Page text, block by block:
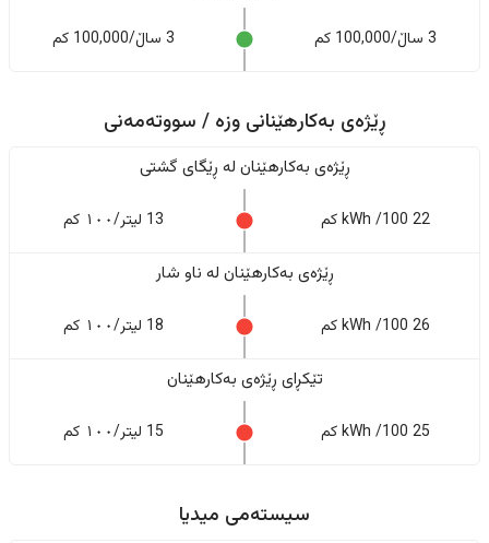
3 ساڵ/100,000 کم 3 ساڵ/100,000 کم
ڕێژەی بەکارهێنانی وزە / سووتەمەنی
ڕێژەى بەکارهێنان له ڕێگای گشتی
22 kWh /100 کم 13 لیتر/١٠٠ کم
ڕێژەى بەکارهێنان له ناو شار
26 kWh /100 کم 18 لیتر/١٠٠ کم
تێکڕای ڕێژەى بەکارهێنان
25 kWh /100 کم 15 لیتر/١٠٠ کم
سیستەمی میدیا